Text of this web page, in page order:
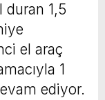
duran 1,5
el araç
1
ediyor.